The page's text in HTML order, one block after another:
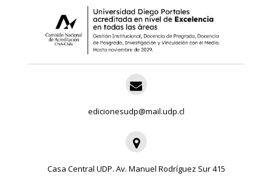
edicionesudp@mail.udp.cl
Casa Central UDP. Av. Manuel Rodríguez Sur 415